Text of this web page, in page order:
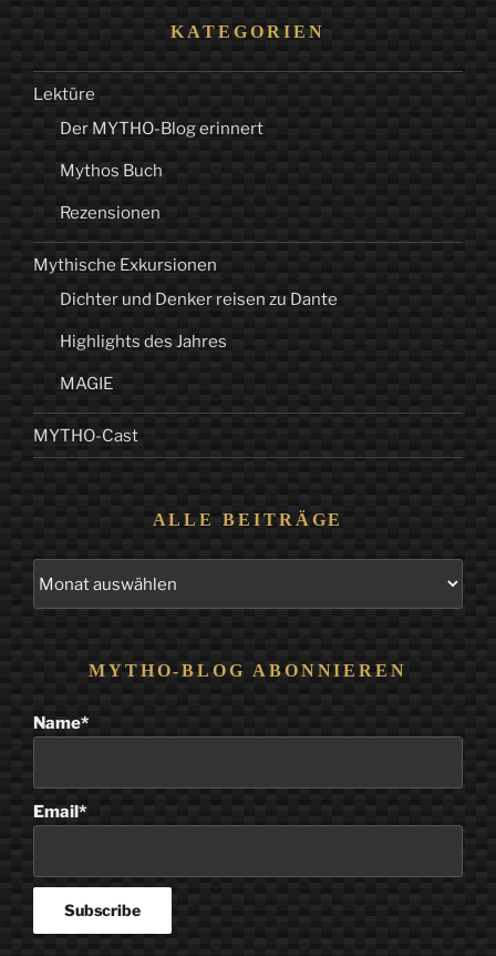
KATEGORIEN
Lektüre
Der MYTHO-Blog erinnert
Mythos Buch
Rezensionen
Mythische Exkursionen
Dichter und Denker reisen zu Dante
Highlights des Jahres
MAGIE
MYTHO-Cast
ALLE BEITRÄGE
MYTHO-BLOG ABONNIEREN
Name*
Email*